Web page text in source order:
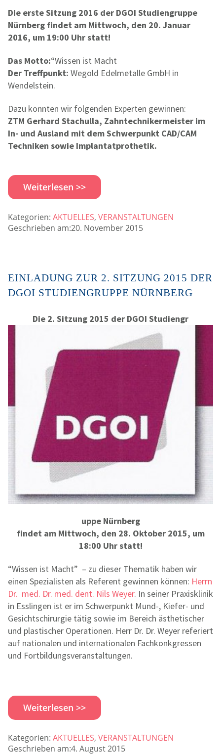
Die erste Sitzung 2016 der DGOI Studiengruppe
Nürnberg findet am Mittwoch, den 20. Januar
2016, um 19:00 Uhr statt!
Das Motto:“Wissen ist Macht
Der Treffpunkt: Wegold Edelmetalle GmbH in
Wendelstein.
Dazu konnten wir folgenden Experten gewinnen:
ZTM Gerhard Stachulla, Zahntechnikermeister im
In- und Ausland mit dem Schwerpunkt CAD/CAM
Techniken sowie Implantatprothetik.
Weiterlesen >>
Kategorien: AKTUELLES, VERANSTALTUNGEN
Geschrieben am:20. November 2015
EINLADUNG ZUR 2. SITZUNG 2015 DER
DGOI STUDIENGRUPPE NÜRNBERG
Die 2. Sitzung 2015 der DGOI Studiengr
uppe Nürnberg
findet am Mittwoch, den 28. Oktober 2015, um
18:00 Uhr statt!
“Wissen ist Macht” – zu dieser Thematik haben wir
einen Spezialisten als Referent gewinnen können: Herrn
Dr. med. Dr. med. dent. Nils Weyer. In seiner Praxisklinik
in Esslingen ist er im Schwerpunkt Mund-, Kiefer- und
Gesichtschirurgie tätig sowie im Bereich ästhetischer
und plastischer Operationen. Herr Dr. Dr. Weyer referiert
auf nationalen und internationalen Fachkonkgressen
und Fortbildungsveranstaltungen.
Weiterlesen >>
Kategorien: AKTUELLES, VERANSTALTUNGEN
Geschrieben am:4. August 2015